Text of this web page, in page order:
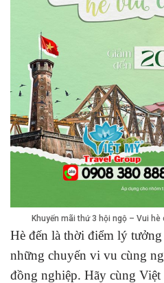
Khuyến mãi thứ 3 hội ngộ – Vui
Hè đến là thời điểm lý tưởng
những chuyến vi vu cùng
đồng nghiệp. Hãy cùng